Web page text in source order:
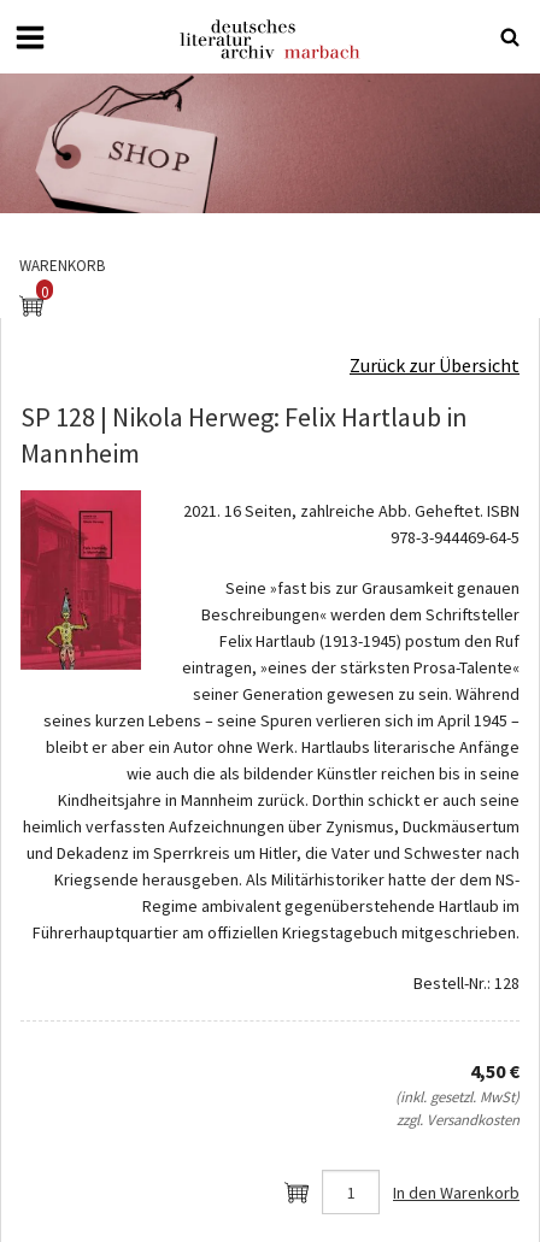
Deutsches
Literaturarchiv
Marbach
WARENKORB
0
Zurück zur Übersicht
SP 128 | Nikola Herweg: Felix Hartlaub in
Mannheim
2021. 16 Seiten, zahlreiche Abb. Geheftet. ISBN
978-3-944469-64-5
Seine »fast bis zur Grausamkeit genauen
Beschreibungen« werden dem Schriftsteller
Felix Hartlaub (1913-1945) postum den Ruf
eintragen, »eines der stärksten Prosa-Talente«
seiner Generation gewesen zu sein. Während
seines kurzen Lebens – seine Spuren verlieren sich im April 1945 –
bleibt er aber ein Autor ohne Werk. Hartlaubs literarische Anfänge
wie auch die als bildender Künstler reichen bis in seine
Kindheitsjahre in Mannheim zurück. Dorthin schickt er auch seine
heimlich verfassten Aufzeichnungen über Zynismus, Duckmäusertum
und Dekadenz im Sperrkreis um Hitler, die Vater und Schwester nach
Kriegsende herausgeben. Als Militärhistoriker hatte der dem NS-
Regime ambivalent gegenüberstehende Hartlaub im
Führerhauptquartier am offiziellen Kriegstagebuch mitgeschrieben.
Bestell-Nr.: 128
4,50 €
(inkl. gesetzl. MwSt)
zzgl. Versandkosten
In den Warenkorb